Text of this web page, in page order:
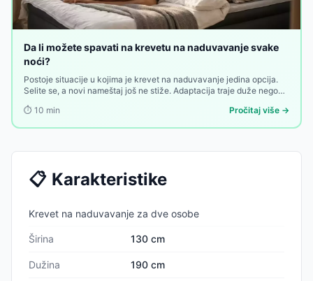
Da li možete spavati na krevetu na naduvavanje svake
noći?
Postoje situacije u kojima je krevet na naduvavanje jedina opcija.
Selite se, a novi nameštaj još ne stiže. Adaptacija traje duže nego
jednostavno tražite kompaktan spavaći nameštaj koji ne zauzima
⏱️ 10 min Pročitaj više →
📋 Karakteristike
Krevet na naduvavanje za dve osobe
Širina 130 cm
Dužina 190 cm